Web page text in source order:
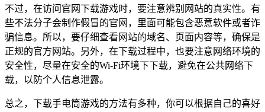
不过，在访问官网下载游戏时，要注意辨别网站的真实性。有
些不法分子会制作假冒的官网，里面可能包含恶意软件或者诈
骗信息。所以，要仔细查看网站的域名、页面内容等，确保是
正规的官方网站。另外，在下载过程中，也要注意网络环境的
安全性，尽量在安全的Wi-Fi环境下下载，避免在公共网络下
载，以防个人信息泄露。
总之，下载手电筒游戏的方法有多种，你可以根据自己的喜好